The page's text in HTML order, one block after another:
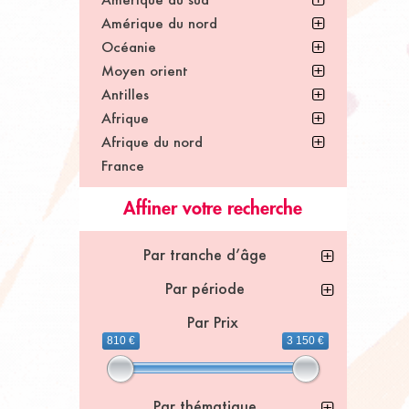
Amérique du nord
Océanie
Moyen orient
Antilles
Afrique
Afrique du nord
France
Affiner votre recherche
Par tranche d’âge
Par période
Par Prix
810 € 3 150 €